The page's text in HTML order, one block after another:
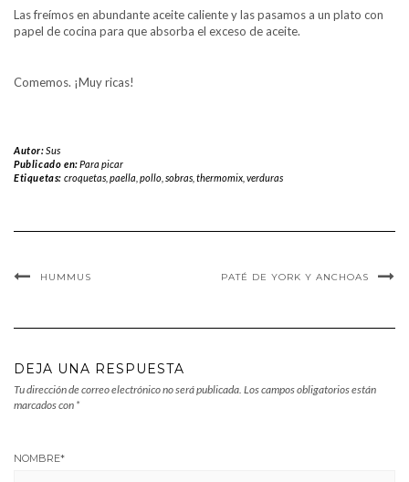
Las freímos en abundante aceite caliente y las pasamos a un plato con
papel de cocina para que absorba el exceso de aceite.
Comemos. ¡Muy ricas!
Autor:Sus
Publicado en:Para picar
Etiquetas: croquetas, paella pollo, sobras, thermomix, verduras
HUMMUS PATÉ DE YORK Y ANCHOAS
DEJA UNA RESPUESTA
Tu dirección de correo electrónico no será publicada. Los campos obligatorios están
marcados con *
NOMBRE*